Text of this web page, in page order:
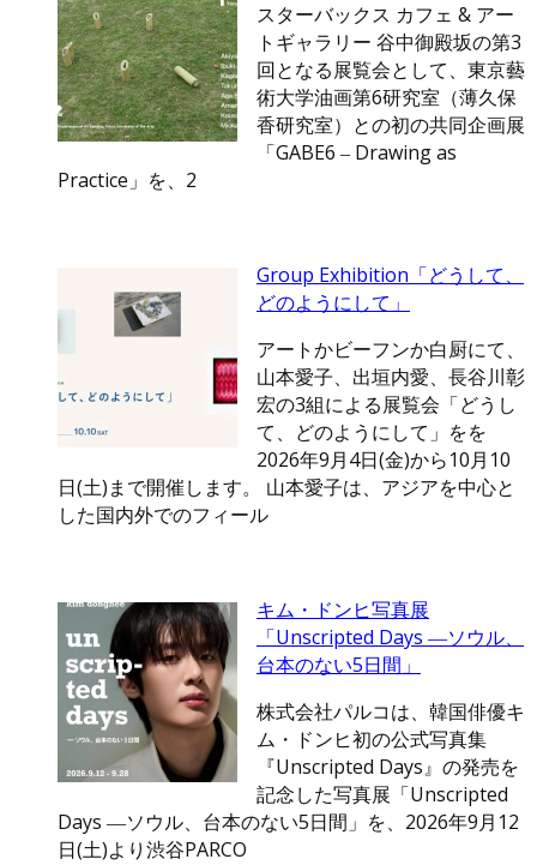
スターバックス カフェ & アー
トギャラリー 谷中御殿坂の第3
回となる展覧会として、東京藝
術大学油画第6研究室（薄久保
香研究室）との初の共同企画展
「GABE6 ‒ Drawing as
Practice」を、2
Group Exhibition「どうして、
どのようにして」
アートかビーフンか白厨にて、
山本愛子、出垣内愛、長谷川彰
宏の3組による展覧会「どうし
て、どのようにして」をを
2026年9月4日(金)から10月10
日(土)まで開催します。 山本愛子は、アジアを中心と
した国内外でのフィール
キム・ドンヒ写真展
「Unscripted Days ―ソウル、
台本のない5日間」
株式会社パルコは、韓国俳優キ
ム・ドンヒ初の公式写真集
『Unscripted Days』の発売を
記念した写真展「Unscripted
Days ―ソウル、台本のない5日間」を、2026年9月12
日(土)より渋谷PARCO